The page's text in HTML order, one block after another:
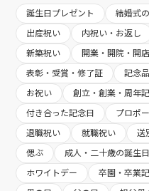
誕生日プレゼント 結婚式
出産祝い
内祝い・お返し
新築祝い
開業・開院・開
表彰・受賞・修了証
記念品
お祝い
創立・創業・周年
付き合った記念日
プロポ
退職祝い
就職祝い 送
偲ぶ
成人・二十歳の誕生
ホワイトデー
卒園・卒業